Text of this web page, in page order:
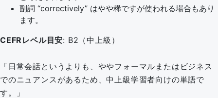
副詞 “correctively” はやや稀ですが使われる場合もあり
ます。
CEFRレベル目安: B2（中上級）
「日常会話というよりも、ややフォーマルまたはビジネス
でのニュアンスがあるため、中上級学習者向けの単語で
す。」